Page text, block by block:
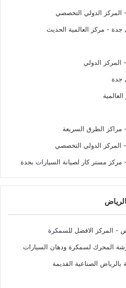
- المركز الدولي التخصصي
جدة - مركز العالمية الحديث
- المركز الدولي
جدة
- مراكز الطرق السريعة
- المركز الدولي التخصصي
- مركز مستر كار لصيانة السيارات بجدة
- المركز الافضل للسمكرة
المحرك لسمكرة ودهان السيارات
الصناعية القديمة